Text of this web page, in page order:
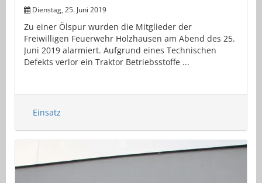
Dienstag, 25. Juni 2019
Zu einer Ölspur wurden die Mitglieder der
Freiwilligen Feuerwehr Holzhausen am Abend des 25.
Juni 2019 alarmiert. Aufgrund eines Technischen
Defekts verlor ein Traktor Betriebsstoffe ...
Einsatz